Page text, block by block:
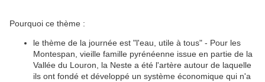
Pourquoi ce thème :
le thème de la journée est "l'eau, utile à tous" - Pour les
Montespan, vieille famille pyrénéenne issue en partie de la
Vallée du Louron, la Neste a été l'artère autour de laquelle
ils ont fondé et développé un système économique qui n'a